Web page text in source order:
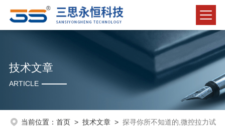
技术文章
ARTICLE
当前位置： 首页> 技术文章> 探寻你所不知道的,微控拉力试